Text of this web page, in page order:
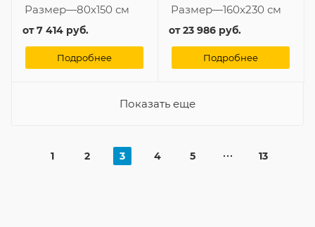
Размер—80x150 см
от7 414 руб.
Подробнее
Размер—160x230 см
от23 986 руб.
Подробнее
Показать еще
1 2 3 4 5 13